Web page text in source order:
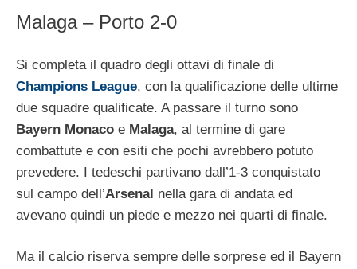
Malaga – Porto 2-0
Si completa il quadro degli ottavi di finale di
Champions League, con la qualificazione delle ultime
due squadre qualificate. A passare il turno sono
Bayern Monaco e Malaga, al termine di gare
combattute e con esiti che pochi avrebbero potuto
prevedere. I tedeschi partivano dall’1-3 conquistato
sul campo dell’Arsenal nella gara di andata ed
avevano quindi un piede e mezzo nei quarti di finale.
Ma il calcio riserva sempre delle sorprese ed il Bayern